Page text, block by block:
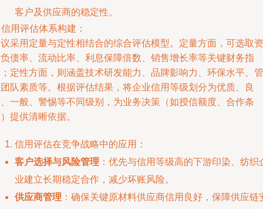
客户及供应商的稳定性。
用评估体系构建：
采用定量与定性相结合的综合评估模型。定量方面，可选取资
债率、流动比率、利息保障倍数、销售增长率等关键财务指
定性方面，则涵盖技术研发能力、品牌影响力、环保水平、管
队素质等。根据评估结果，将企业信用等级划分为优质、良
一般、警惕等不同级别，为业务决策（如授信额度、合作条
提供清晰依据。
信用评估在竞争战略中的应用：
客户选择与风险管理 ：优先与信用等级高的下游印染、纺织
业建立长期稳定合作，减少坏账风险。
供应商管理 ：确保关键原材料供应商信用良好，保障供应链